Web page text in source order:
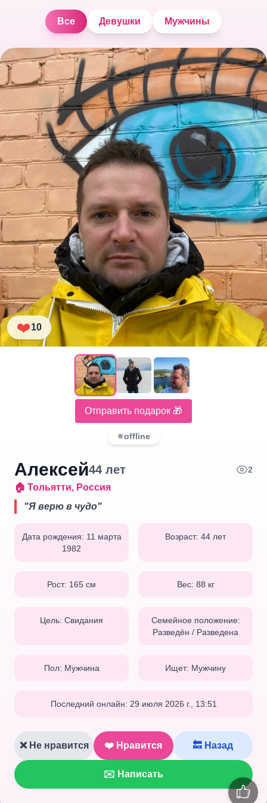
Все Девушки Мужчины
❤️10
Отправить подарок 🎁
offline
Алексей44 лет 2
🏠 Тольятти, Россия
"Я верю в чудо"
Дата рождения: 11 марта
1982
Возраст: 44 лет
Рост: 165 см Вес: 88 кг
Цель: Свидания
Семейное положение:
Разведён / Разведена
Пол: Мужчина Ищет: Мужчину
Последний онлайн: 29 июля 2026 г., 13:51
❌ Не нравится ❤️ Нравится 🔙 Назад
✉️ Написать